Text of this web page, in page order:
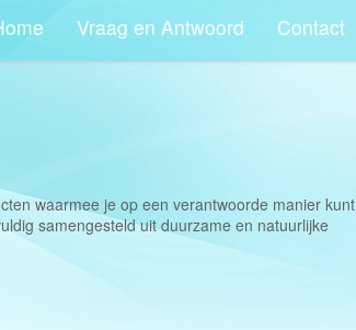
Vraag en Antwoord Contact
waarmee je op een verantwoorde manier kunt
samengesteld uit duurzame en natuurlijke